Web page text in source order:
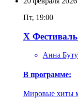
Пт, 19:00
X
Анна
В программе:
Мировые хиты